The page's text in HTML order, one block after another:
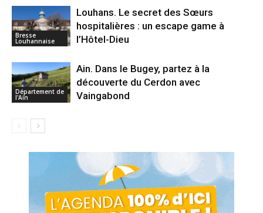
Bresse
Louhannaise
Louhans. Le secret des Sœurs
hospitalières : un escape game à
l’Hôtel-Dieu
Département de
l'Ain
Ain. Dans le Bugey, partez à la
découverte du Cerdon avec
Vaingabond